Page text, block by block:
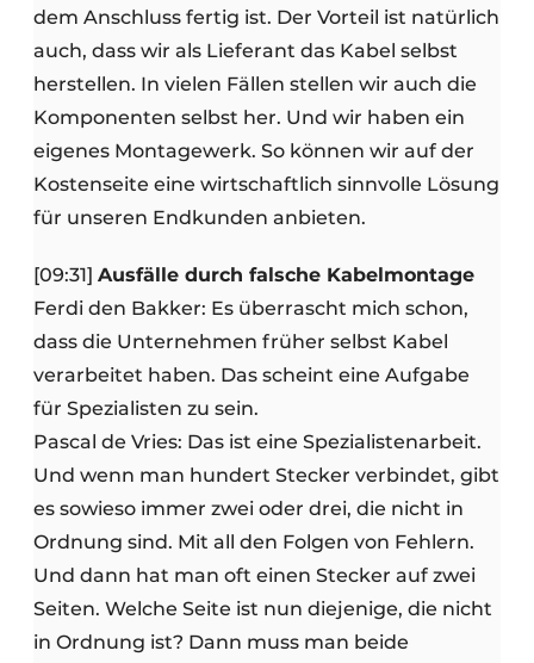
dem Anschluss fertig ist. Der Vorteil ist natürlich
auch, dass wir als Lieferant das Kabel selbst
herstellen. In vielen Fällen stellen wir auch die
Komponenten selbst her. Und wir haben ein
eigenes Montagewerk. So können wir auf der
Kostenseite eine wirtschaftlich sinnvolle Lösung
für unseren Endkunden anbieten.
[09:31] Ausfälle durch falsche Kabelmontage
Ferdi den Bakker: Es überrascht mich schon,
dass die Unternehmen früher selbst Kabel
verarbeitet haben. Das scheint eine Aufgabe
für Spezialisten zu sein.
Pascal de Vries: Das ist eine Spezialistenarbeit.
Und wenn man hundert Stecker verbindet, gibt
es sowieso immer zwei oder drei, die nicht in
Ordnung sind. Mit all den Folgen von Fehlern.
Und dann hat man oft einen Stecker auf zwei
Seiten. Welche Seite ist nun diejenige, die nicht
in Ordnung ist? Dann muss man beide